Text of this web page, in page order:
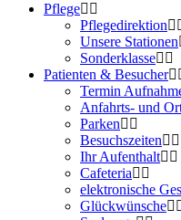
Pflege
Pflegedirektion
Unsere Stationen
Sonderklasse
Patienten & Besucher
Termin
Anfahrts- und
Parken
Besuchszeiten
Ihr Aufenthalt
Cafeteria
elektronische
Glückwünsche